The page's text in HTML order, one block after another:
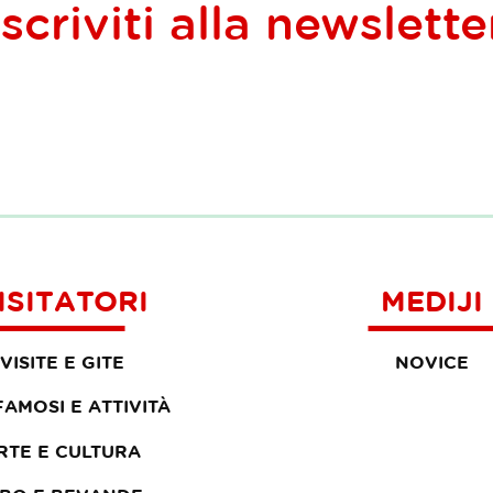
alla
VISITE E GITE
E ATTIVITÀ
E CULTURA
MEDIJI
NOVICE